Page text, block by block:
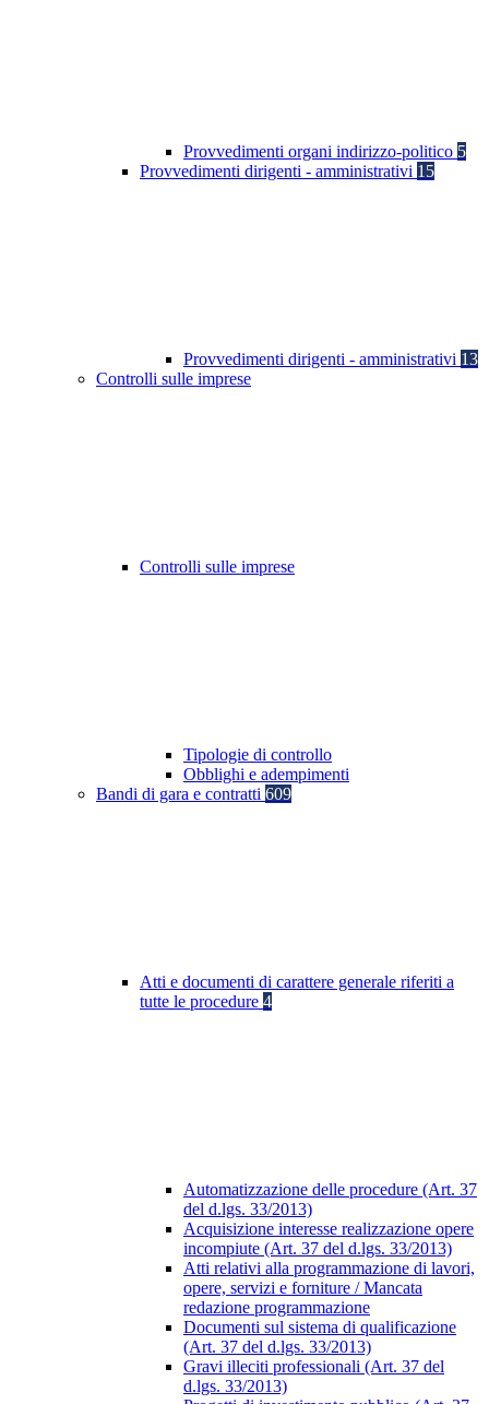
Provvedimenti organi indirizzo-politico 5
Provvedimenti dirigenti - amministrativi 15
Provvedimenti dirigenti - amministrativi 13
Controlli sulle imprese
Controlli sulle imprese
Tipologie di controllo
Obblighi e adempimenti
Bandi di gara e contratti 609
Atti e documenti di carattere generale riferiti a
tutte le procedure 4
Automatizzazione delle procedure (Art. 37
del d.lgs. 33/2013)
Acquisizione interesse realizzazione opere
incompiute (Art. 37 del d.lgs. 33/2013)
Atti relativi alla programmazione di lavori,
opere, servizi e forniture / Mancata
redazione programmazione
Documenti sul sistema di qualificazione
(Art. 37 del d.lgs. 33/2013)
Gravi illeciti professionali (Art. 37 del
d.lgs. 33/2013)